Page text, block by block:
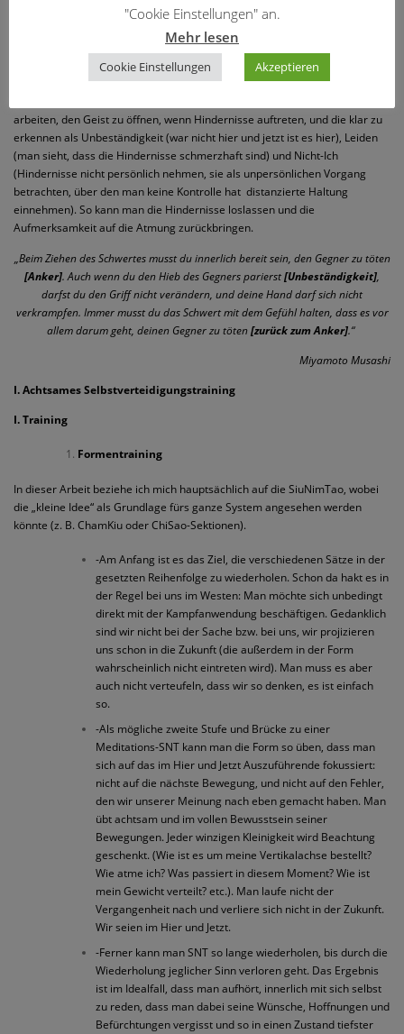
Bei der Meditation zum Loslassen unterdrückt man den Geist nicht und
zwingt ihn nicht, auf den Meditationsgegenstand fixiert zu bleiben.
ChiSao Denn Unterdrückung heißt, bestimmte Lernerfahrungen
wegzudrücken (und nicht als solche wahrzunehmen) oder nicht zu
arbeiten, den Geist zu öffnen, wenn Hindernisse auftreten, und die klar zu
erkennen als Unbeständigkeit (war nicht hier und jetzt ist es hier), Leiden
(man sieht, dass die Hindernisse schmerzhaft sind) und Nicht-Ich
(Hindernisse nicht persönlich nehmen, sie als unpersönlichen Vorgang
betrachten, über den man keine Kontrolle hat distanzierte Haltung
einnehmen). So kann man die Hindernisse loslassen und die
Aufmerksamkeit auf die Atmung zurückbringen.
„Beim Ziehen des Schwertes musst du innerlich bereit sein, den Gegner zu töten
[Anker]. Auch wenn du den Hieb des Gegners parierst[Unbeständigkeit],
darfst du den Griff nicht verändern, und deine Hand darf sich nicht
verkrampfen. Immer musst du das Schwert mit dem Gefühl halten, dass es vor
allem darum geht, deinen Gegner zu töten[zurück zum Anker].“
Miyamoto Musashi
I. Achtsames Selbstverteidigungstraining
I. Training
Formentraining
In dieser Arbeit beziehe ich mich hauptsächlich auf die SiuNimTao, wobei
die „kleine Idee“ als Grundlage fürs ganze System angesehen werden
könnte (z. B. ChamKiu oder ChiSao-Sektionen).
-Am Anfang ist es das Ziel, die verschiedenen Sätze in der
gesetzten Reihenfolge zu wiederholen. Schon da hakt es in
der Regel bei uns im Westen: Man möchte sich unbedingt
direkt mit der Kampfanwendung beschäftigen. Gedanklich
sind wir nicht bei der Sache bzw. bei uns, wir projizieren
uns schon in die Zukunft (die außerdem in der Form
wahrscheinlich nicht eintreten wird). Man muss es aber
auch nicht verteufeln, dass wir so denken, es ist einfach
so.
-Als mögliche zweite Stufe und Brücke zu einer
Meditations-SNT kann man die Form so üben, dass man
sich auf das im Hier und Jetzt Auszuführende fokussiert:
nicht auf die nächste Bewegung, und nicht auf den Fehler,
den wir unserer Meinung nach eben gemacht haben. Man
übt achtsam und im vollen Bewusstsein seiner
Bewegungen. Jeder winzigen Kleinigkeit wird Beachtung
geschenkt. (Wie ist es um meine Vertikalachse bestellt?
Wie atme ich? Was passiert in diesem Moment? Wie ist
mein Gewicht verteilt? etc.). Man laufe nicht der
Vergangenheit nach und verliere sich nicht in der Zukunft.
Wir seien im Hier und Jetzt.
-Ferner kann man SNT so lange wiederholen, bis durch die
Wiederholung jeglicher Sinn verloren geht. Das Ergebnis
ist im Idealfall, dass man aufhört, innerlich mit sich selbst
zu reden, dass man dabei seine Wünsche, Hoffnungen und
Befürchtungen vergisst und so in einen Zustand tiefster
"Cookie Einstellungen" an.
Mehr lesen
Cookie Einstellungen Akzeptieren